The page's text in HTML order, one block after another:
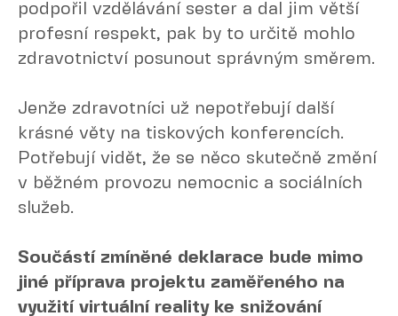
podpořil vzdělávání sester a dal jim větší
profesní respekt, pak by to určitě mohlo
zdravotnictví posunout správným směrem.
Jenže zdravotníci už nepotřebují další
krásné věty na tiskových konferencích.
Potřebují vidět, že se něco skutečně změní
v běžném provozu nemocnic a sociálních
služeb.
Součástí zmíněné deklarace bude mimo
jiné příprava projektu zaměřeného na
využití virtuální reality ke snižování